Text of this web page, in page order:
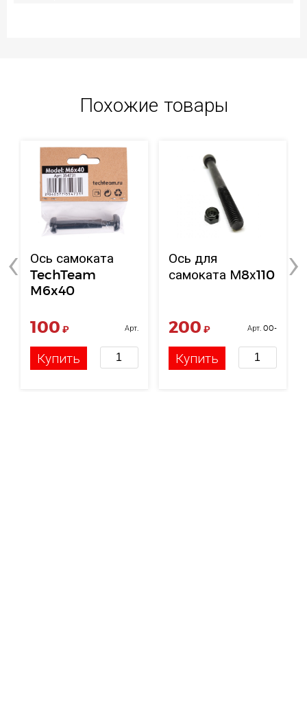
Похожие товары
Ось самоката
TechTeam
M6x40
100 ₽
Арт.
Купить
Ось для
самоката М8х110
200 ₽
Арт. 00-
Купить
‹ ›